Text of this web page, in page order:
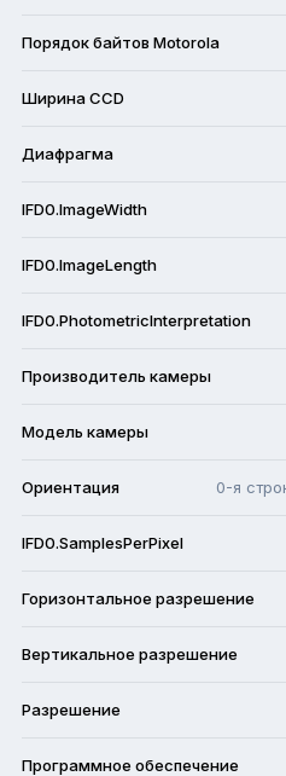
Порядок байтов Motorola
Ширина CCD
Диафрагма
IFD0.ImageWidth
IFD0.ImageLength
IFD0.PhotometricInterpretation
Производитель камеры
Модель камеры
Ориентация 0-я
IFD0.SamplesPerPixel
Горизонтальное разрешение
Вертикальное разрешение
Разрешение
Программное обеспечение